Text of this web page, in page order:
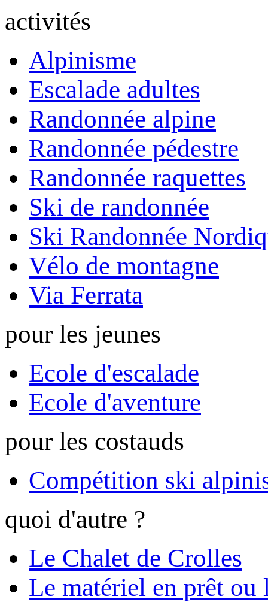
activités
Alpinisme
Escalade adultes
Randonnée alpine
Randonnée pédestre
Randonnée raquettes
Ski de randonnée
Ski Randonnée
Vélo de montagne
Via Ferrata
pour les jeunes
Ecole d'escalade
Ecole d'aventure
pour les costauds
Compétition ski
quoi d'autre ?
Le Chalet de Crolles
Le matériel en prêt ou